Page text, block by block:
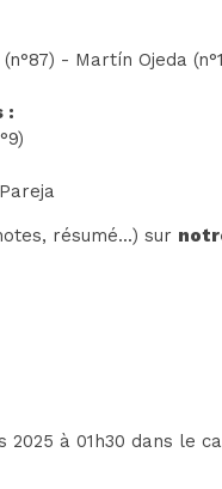
- Martín Ojeda
:
résumé...) sur
2025 à 01h30 dans le